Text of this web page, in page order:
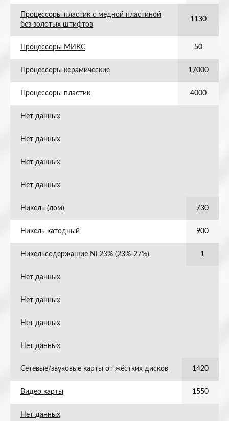
Процессоры пластик с медной пластиной
без золотых штифтов
1130
Процессоры МИКС 50
Процессоры керамические 17000
Процессоры пластик 4000
Нет данных
Нет данных
Нет данных
Нет данных
Никель (лом) 730
Никель катодный 900
Никельсодержащие Ni 23% (23%-27%) 1
Нет данных
Нет данных
Нет данных
Нет данных
Сетевые/звуковые карты от жёстких дисков 1420
Видео карты 1550
Нет данных